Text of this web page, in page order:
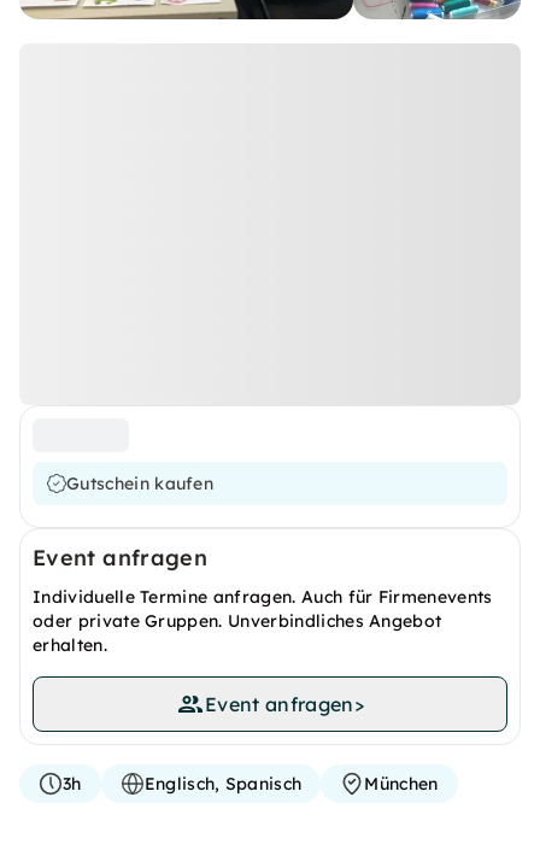
Gutschein kaufen
Event anfragen
Individuelle Termine anfragen. Auch für Firmenevents
oder private Gruppen. Unverbindliches Angebot
erhalten.
Event anfragen>
3h Englisch, Spanisch München